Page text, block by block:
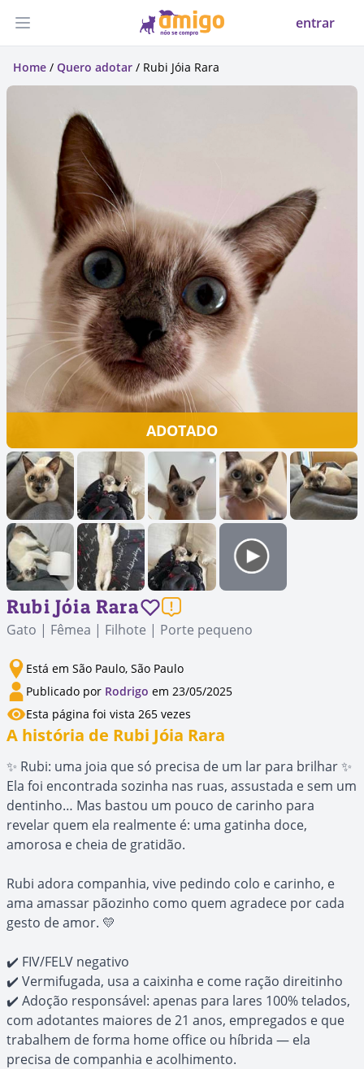
Abrir menu entrar
Home / Quero adotar / Rubi Jóia Rara
ADOTADO
Rubi Jóia Rara
Gato | Fêmea | Filhote | Porte pequeno
Está em São Paulo, São Paulo
Publicado por Rodrigo em 23/05/2025
Esta página foi vista 265 vezes
A história de Rubi Jóia Rara
✨ Rubi: uma joia que só precisa de um lar para brilhar ✨
Ela foi encontrada sozinha nas ruas, assustada e sem um
dentinho… Mas bastou um pouco de carinho para
revelar quem ela realmente é: uma gatinha doce,
amorosa e cheia de gratidão.
Rubi adora companhia, vive pedindo colo e carinho, e
ama amassar pãozinho como quem agradece por cada
gesto de amor. 💛
✔️ FIV/FELV negativo
✔️ Vermifugada, usa a caixinha e come ração direitinho
✔️ Adoção responsável: apenas para lares 100% telados,
com adotantes maiores de 21 anos, empregados e que
trabalhem de forma home office ou híbrida — ela
precisa de companhia e acolhimento.